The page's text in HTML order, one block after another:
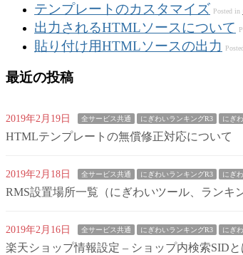
テンプレートのカスタマイズ Posted in
出力されるHTMLソースについて
貼り付け用HTMLソースの出力
最近の投稿
2019年2月19日 全サービス共通 にぎわいランキングR3 にぎ
HTMLテンプレートの無償修正対応について
2019年2月18日 全サービス共通 にぎわいランキングR3 にぎ
RMS設置場所一覧（にぎわいツール、ランキ
2019年2月16日 全サービス共通 にぎわいランキングR3 にぎ
楽天ショップ情報設定 – ショップ内検索SIDと